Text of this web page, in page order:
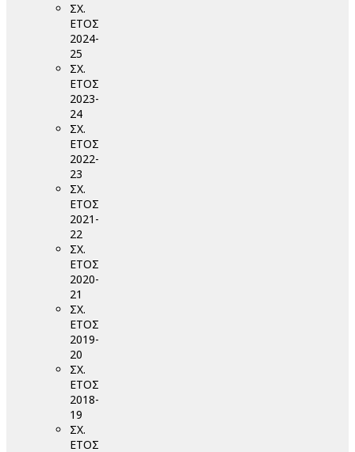
ΣΧ.
ΕΤΟΣ
2024-
25
ΣΧ.
ΕΤΟΣ
2023-
24
ΣΧ.
ΕΤΟΣ
2022-
23
ΣΧ.
ΕΤΟΣ
2021-
22
ΣΧ.
ΕΤΟΣ
2020-
21
ΣΧ.
ΕΤΟΣ
2019-
20
ΣΧ.
ΕΤΟΣ
2018-
19
ΣΧ.
ΕΤΟΣ